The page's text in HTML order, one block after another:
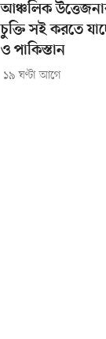
আঞ্চলিক
চুক্তি সই করতে
ও পাকিস্তান
১৯ ঘণ্টা আগে